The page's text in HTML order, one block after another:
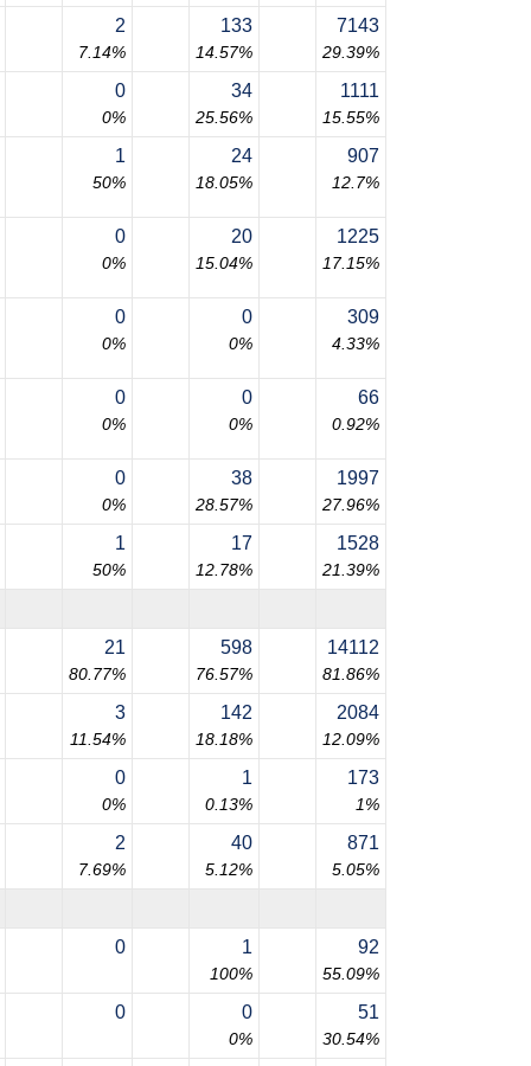
2
7.14%
133
14.57%
7143
29.39%
0
0%
34
25.56%
1111
15.55%
1
50%
24
18.05%
907
12.7%
0
0%
20
15.04%
1225
17.15%
0
0%
0
0%
309
4.33%
0
0%
0
0%
66
0.92%
0
0%
38
28.57%
1997
27.96%
1
50%
17
12.78%
1528
21.39%
21
80.77%
598
76.57%
14112
81.86%
3
11.54%
142
18.18%
2084
12.09%
0
0%
1
0.13%
173
1%
2
7.69%
40
5.12%
871
5.05%
0 1
100%
92
55.09%
0 0
0%
51
30.54%